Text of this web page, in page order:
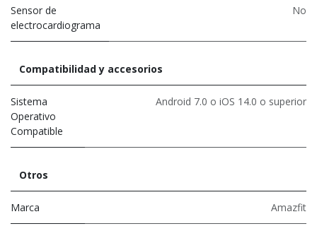
Sensor de
electrocardiograma
No
Compatibilidad y accesorios
Sistema
Operativo
Compatible
Android 7.0 o iOS 14.0 o superior
Otros
Marca Amazfit